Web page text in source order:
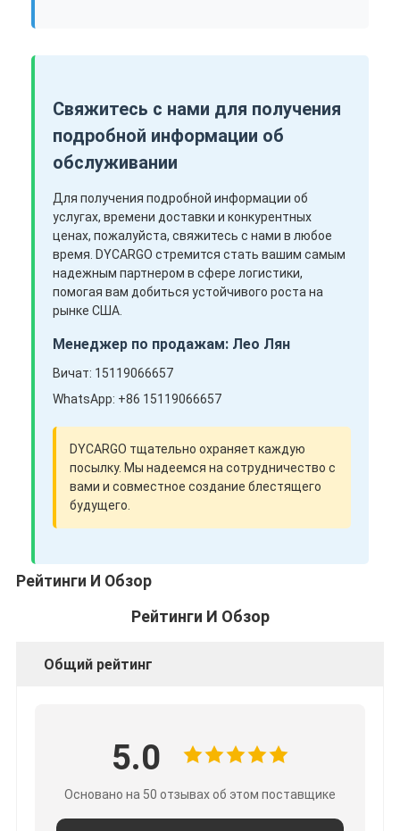
Свяжитесь с нами для получения
подробной информации об
обслуживании
Для получения подробной информации об
услугах, времени доставки и конкурентных
ценах, пожалуйста, свяжитесь с нами в любое
время. DYCARGO стремится стать вашим самым
надежным партнером в сфере логистики,
помогая вам добиться устойчивого роста на
рынке США.
Менеджер по продажам: Лео Лян
Вичат: 15119066657
WhatsApp: +86 15119066657
DYCARGO тщательно охраняет каждую
посылку. Мы надеемся на сотрудничество с
вами и совместное создание блестящего
будущего.
Рейтинги И Обзор
Рейтинги И Обзор
Общий рейтинг
5.0
Основано на 50 отзывах об этом поставщике